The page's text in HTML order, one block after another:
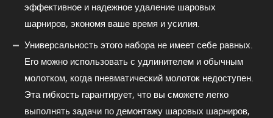
эффективное и надежное удаление шаровых
шарниров, экономя ваше время и усилия.
Универсальность этого набора не имеет себе равных.
Его можно использовать с удлинителем и обычным
молотком, когда пневматический молоток недоступен.
Эта гибкость гарантирует, что вы сможете легко
выполнять задачи по демонтажу шаровых шарниров,